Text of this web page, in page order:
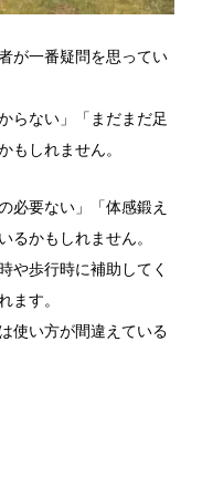
が一番疑問を思ってい
らない」「まだまだ足
もしれません。
必要ない」「体感鍛え
るかもしれません。
や歩行時に補助してく
ます。
使い方が間違えている